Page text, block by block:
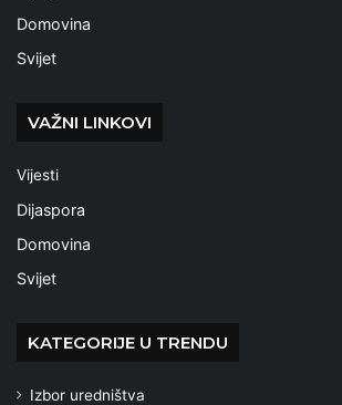
Domovina
Svijet
VAŽNI LINKOVI
Vijesti
Dijaspora
Domovina
Svijet
KATEGORIJE U TRENDU
Izbor uredništva